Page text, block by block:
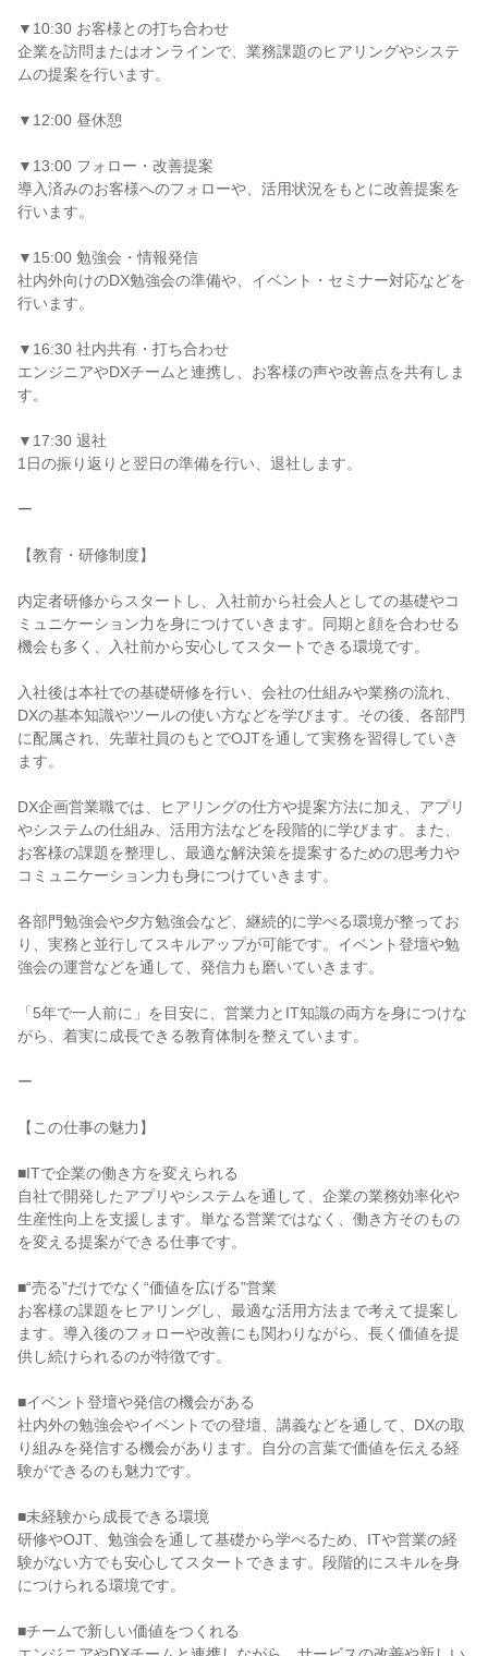
▼10:30 お客様との打ち合わせ
企業を訪問またはオンラインで、業務課題のヒアリングやシステ
ムの提案を行います。
▼12:00 昼休憩
▼13:00 フォロー・改善提案
導入済みのお客様へのフォローや、活用状況をもとに改善提案を
行います。
▼15:00 勉強会・情報発信
社内外向けのDX勉強会の準備や、イベント・セミナー対応などを
行います。
▼16:30 社内共有・打ち合わせ
エンジニアやDXチームと連携し、お客様の声や改善点を共有しま
す。
▼17:30 退社
1日の振り返りと翌日の準備を行い、退社します。
ー
【教育・研修制度】
内定者研修からスタートし、入社前から社会人としての基礎やコ
ミュニケーション力を身につけていきます。同期と顔を合わせる
機会も多く、入社前から安心してスタートできる環境です。
入社後は本社での基礎研修を行い、会社の仕組みや業務の流れ、
DXの基本知識やツールの使い方などを学びます。その後、各部門
に配属され、先輩社員のもとでOJTを通して実務を習得していき
ます。
DX企画営業職では、ヒアリングの仕方や提案方法に加え、アプリ
やシステムの仕組み、活用方法などを段階的に学びます。また、
お客様の課題を整理し、最適な解決策を提案するための思考力や
コミュニケーション力も身につけていきます。
各部門勉強会や夕方勉強会など、継続的に学べる環境が整ってお
り、実務と並行してスキルアップが可能です。イベント登壇や勉
強会の運営などを通して、発信力も磨いていきます。
「5年で一人前に」を目安に、営業力とIT知識の両方を身につけな
がら、着実に成長できる教育体制を整えています。
ー
【この仕事の魅力】
■ITで企業の働き方を変えられる
自社で開発したアプリやシステムを通して、企業の業務効率化や
生産性向上を支援します。単なる営業ではなく、働き方そのもの
を変える提案ができる仕事です。
■“売る”だけでなく“価値を広げる”営業
お客様の課題をヒアリングし、最適な活用方法まで考えて提案し
ます。導入後のフォローや改善にも関わりながら、長く価値を提
供し続けられるのが特徴です。
■イベント登壇や発信の機会がある
社内外の勉強会やイベントでの登壇、講義などを通して、DXの取
り組みを発信する機会があります。自分の言葉で価値を伝える経
験ができるのも魅力です。
■未経験から成長できる環境
研修やOJT、勉強会を通して基礎から学べるため、ITや営業の経
験がない方でも安心してスタートできます。段階的にスキルを身
につけられる環境です。
■チームで新しい価値をつくれる